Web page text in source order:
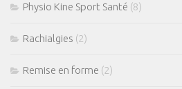
Physio Kine Sport Santé (8)
Rachialgies (2)
Remise en forme (2)